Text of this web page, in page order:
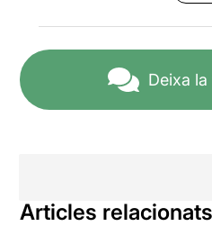
Deixa
Articles relacionats